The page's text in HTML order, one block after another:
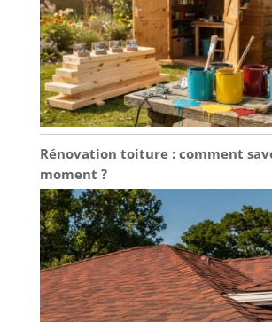
Rénovation toiture : comment
moment ?